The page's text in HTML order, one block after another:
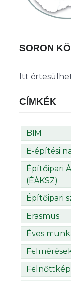
SORON
Itt
CÍMKÉK
BIM
E-építési
Építőipari
(ÉÁKSZ)
Építőipari
Erasmus
Éves